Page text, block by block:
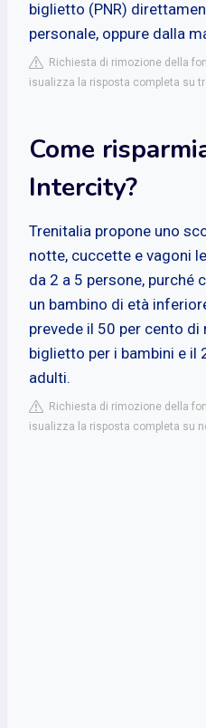
biglietto (PNR)
personale, oppure dalla
Richiesta di rimozione della
isualizza la risposta completa su
Come
Intercity?
Trenitalia propone uno
notte, cuccette e vagoni
da 2 a 5 persone, purché
un bambino di età
prevede il 50 per cento
biglietto per i bambini e il
adulti.
Richiesta di rimozione della
isualizza la risposta completa su